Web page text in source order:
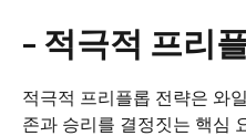
– 적극적 프리
적극적 프리플롭 전략은 와
존과 승리를 결정짓는 핵심